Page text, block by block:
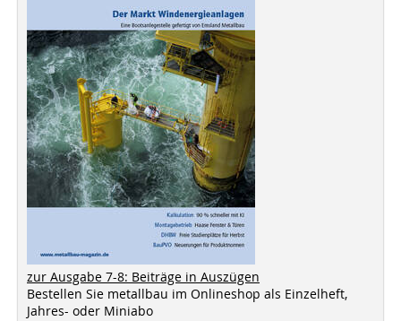
zur Ausgabe 7-8: Beiträge in Auszügen
Bestellen Sie metallbau im Onlineshop als Einzelheft,
Jahres- oder Miniabo